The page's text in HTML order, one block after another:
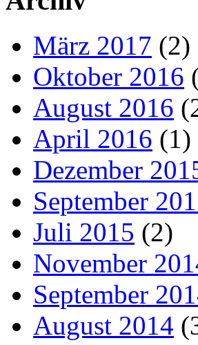
März 2017 (2)
Oktober 2016
August 2016
April 2016 (1)
Dezember
September
Juli 2015 (2)
November
September
August 2014